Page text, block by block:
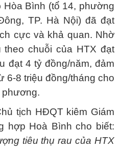
Hòa Bình (tổ 14, phường
TP. Hà Nội) đã đạt
cực và khả quan. Nhờ
chuỗi của HTX đạt
đạt 4 tỷ đồng/năm, đảm
6-8 triệu đồng/tháng cho
phương.
tịch HĐQT kiêm Giám
hợp Hoà Bình cho biết:
tiêu thụ rau của HTX